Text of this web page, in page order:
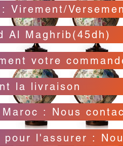
Al Maghrib(45dh)
votre
la livraison
: Nous
Possibilité de